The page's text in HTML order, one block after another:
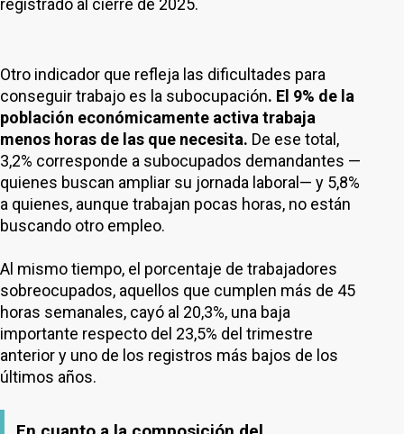
registrado al cierre de 2025.
Otro indicador que refleja las dificultades para
conseguir trabajo es la subocupación. El 9% de la
población económicamente activa trabaja
menos horas de las que necesita. De ese total,
3,2% corresponde a subocupados demandantes —
quienes buscan ampliar su jornada laboral— y 5,8%
a quienes, aunque trabajan pocas horas, no están
buscando otro empleo.
Al mismo tiempo, el porcentaje de trabajadores
sobreocupados, aquellos que cumplen más de 45
horas semanales, cayó al 20,3%, una baja
importante respecto del 23,5% del trimestre
anterior y uno de los registros más bajos de los
últimos años.